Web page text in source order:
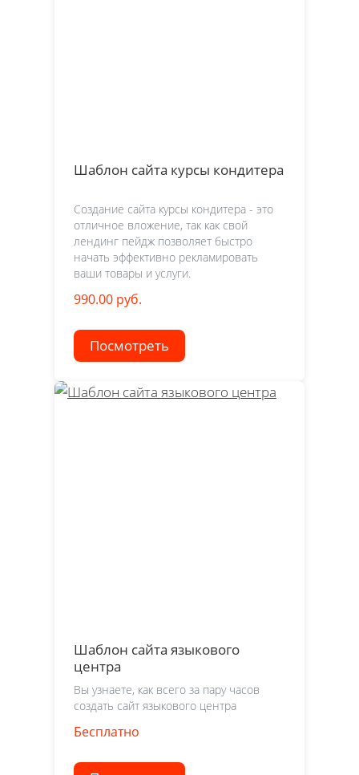
Шаблон сайта курсы кондитера
Создание сайта курсы кондитера - это
отличное вложение, так как свой
лендинг пейдж позволяет быстро
начать эффективно рекламировать
ваши товары и услуги.
990.00 руб.
Посмотреть
Шаблон сайта языкового
центра
Вы узнаете, как всего за пару часов
создать сайт языкового центра
Бесплатно